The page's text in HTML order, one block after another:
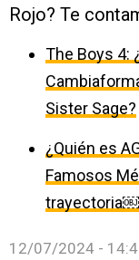
Rojo? Te
The Boys 4:
Sister Sage?
¿Quién es
Famosos
trayectoria￼
12/07/2024 -